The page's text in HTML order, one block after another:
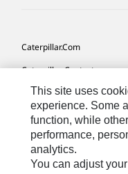
Caterpillar.com
Caterpillar Contacto
Mis Preferencias De
Site Map
Cookie Settings
Legal
This site uses
experience. Some
function, while
performance,
analytics.
You can adjust